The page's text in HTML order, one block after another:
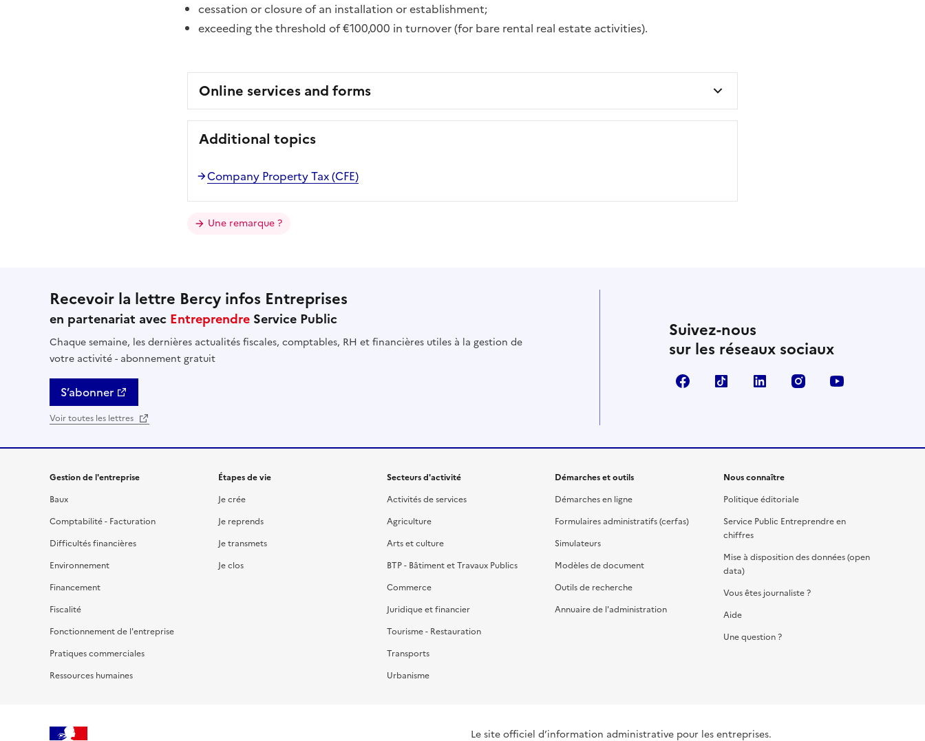
cessation or closure of an installation or establishment;
exceeding the threshold of €100,000 in turnover (for bare rental real estate activities).
Online services and forms
Additional topics
Company Property Tax (CFE)
Une remarque ?
Recevoir la lettre Bercy infos Entreprises
en partenariat avec Entreprendre Service Public
Chaque semaine, les dernières actualités fiscales, comptables, RH et financières utiles à la gestion de
votre activité - abonnement gratuit
S’abonner
Voir toutes les lettres
Suivez-nous
sur les réseaux sociaux
FacebookTikTok Linkedin Instagram
Gestion de l'entreprise
Baux
Comptabilité - Facturation
Difficultés financières
Environnement
Financement
Fiscalité
Fonctionnement de l'entreprise
Pratiques commerciales
Ressources humaines
Étapes de vie
Je crée
Je reprends
Je transmets
Je clos
Secteurs d'activité
Activités de services
Agriculture
Arts et culture
BTP - Bâtiment et Travaux Publics
Commerce
Juridique et financier
Tourisme - Restauration
Transports
Urbanisme
Démarches et outils
Démarches en ligne
Formulaires administratifs (cerfas)
Simulateurs
Modèles de document
Outils de recherche
Annuaire de l'administration
Nous connaître
Politique éditoriale
Service Public Entreprendre en
chiffres
Mise à disposition des données (open
data)
Vous êtes journaliste ?
Aide
Une question ?
Le site officiel d’information administrative pour les entreprises.